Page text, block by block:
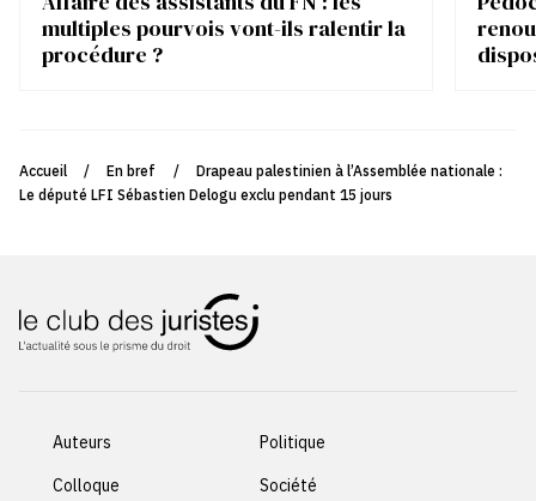
multiples pourvois vont-ils ralentir la
procédure ?
Accueil / En bref /
Drapeau palestinien à l’Assemblée nationale :
Le député LFI Sébastien Delogu exclu pendant 15 jours
Auteurs
Colloque
Politique
Société